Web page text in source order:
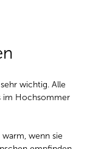
wichtig. Alle
im Hochsommer
wenn sie